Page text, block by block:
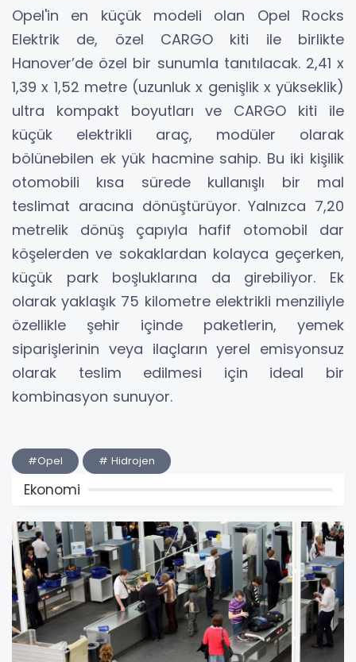
Opel'in en küçük modeli olan Opel Rocks
Elektrik de, özel CARGO kiti ile birlikte
Hanover’de özel bir sunumla tanıtılacak. 2,41 x
1,39 x 1,52 metre (uzunluk x genişlik x yükseklik)
ultra kompakt boyutları ve CARGO kiti ile
küçük elektrikli araç, modüler olarak
bölünebilen ek yük hacmine sahip. Bu iki kişilik
otomobili kısa sürede kullanışlı bir mal
teslimat aracına dönüştürüyor. Yalnızca 7,20
metrelik dönüş çapıyla hafif otomobil dar
köşelerden ve sokaklardan kolayca geçerken,
küçük park boşluklarına da girebiliyor. Ek
olarak yaklaşık 75 kilometre elektrikli menziliyle
özellikle şehir içinde paketlerin, yemek
siparişlerinin veya ilaçların yerel emisyonsuz
olarak teslim edilmesi için ideal bir
kombinasyon sunuyor.
#Opel # Hidrojen
Ekonomi